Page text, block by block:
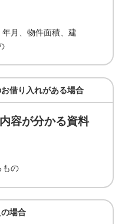
月、物件面積、建
借り入れがある場合
容が分かる資料
もの
場合